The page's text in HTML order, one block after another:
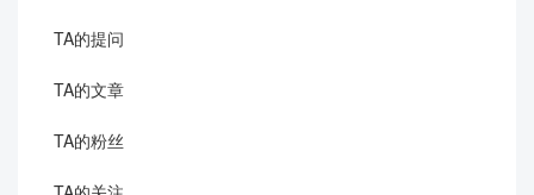
TA的提问
TA的文章
TA的粉丝